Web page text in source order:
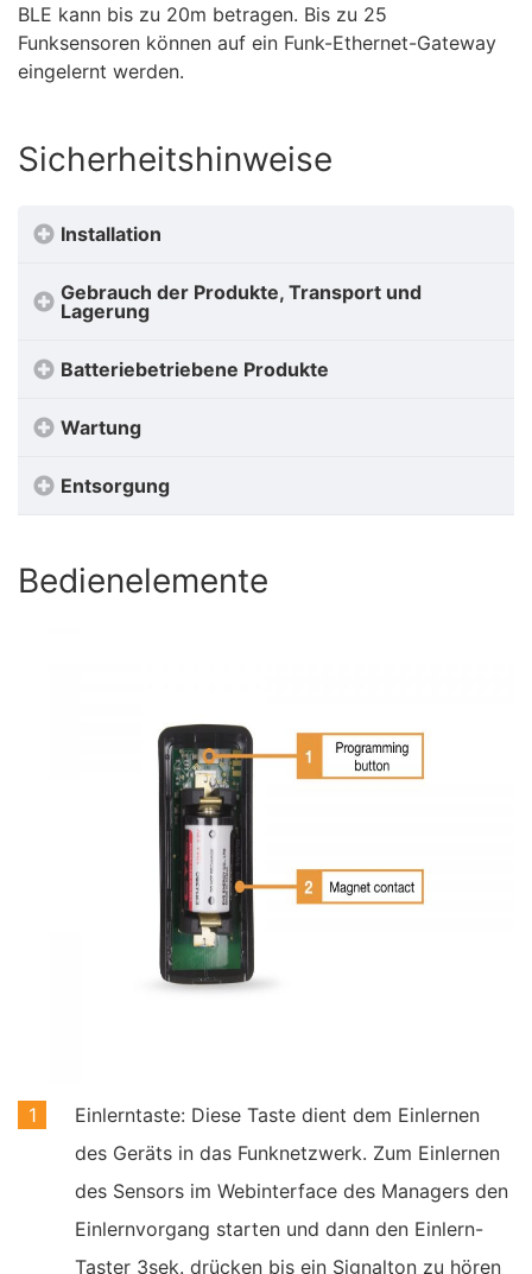
BLE kann bis zu 20m betragen. Bis zu 25
Funksensoren können auf ein Funk-Ethernet-Gateway
eingelernt werden.
Sicherheitshinweise
Installation
Gebrauch der Produkte, Transport und
Lagerung
Batteriebetriebene Produkte
Wartung
Entsorgung
Bedienelemente
Einlerntaste: Diese Taste dient dem Einlernen
des Geräts in das Funknetzwerk. Zum Einlernen
des Sensors im Webinterface des Managers den
Einlernvorgang starten und dann den Einlern-
Taster 3sek. drücken bis ein Signalton zu hören